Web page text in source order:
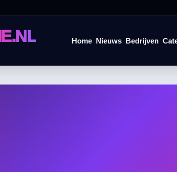
Home Nieuws Bedrijven